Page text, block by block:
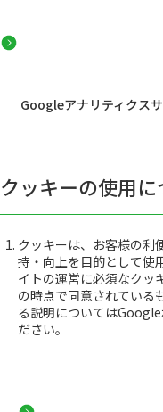
Googleアナリティクス
クッキーの使用に
クッキーは、お客様の利
持・向上を目的として使
イトの運営に必須なクッ
の時点で同意されている
る説明については
ださい。